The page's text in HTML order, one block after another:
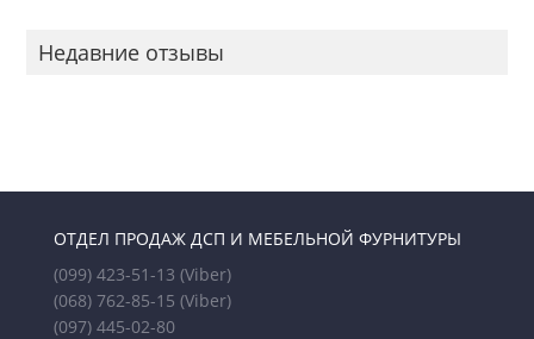
Недавние отзывы
ОТДЕЛ ПРОДАЖ ДСП И МЕБЕЛЬНОЙ ФУРНИТУРЫ
(099) 423-51-13 (Viber)
(068) 762-85-15 (Viber)
(097) 445-02-80